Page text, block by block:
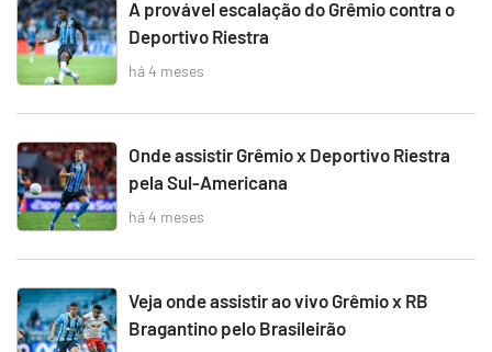
A provável escalação do Grêmio contra o
Deportivo Riestra
há 4 meses
Onde assistir Grêmio x Deportivo Riestra
pela Sul-Americana
há 4 meses
Veja onde assistir ao vivo Grêmio x RB
Bragantino pelo Brasileirão